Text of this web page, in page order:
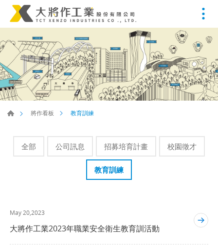
將作看板 教育訓練
全部 公司訊息 招募培育計畫 校園徵才
教育訓練
May 20,2023
大將作工業2023年職業安全衛生教育訓活動